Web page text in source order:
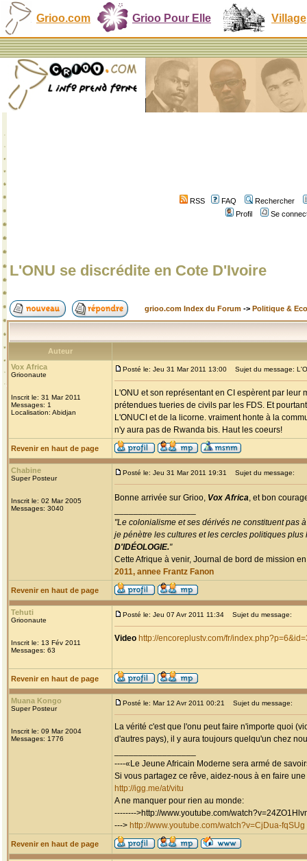
Grioo.com Grioo Pour Elle Village
RSS FAQ
Rechercher
Profil
Se
L'ONU se discrédite en Cote D'Ivoire
grioo.com Index du Forum -> Politique &
Auteur
Vox Africa
Grioonaute
Inscrit le: 31 Mar 2011
Messages: 1
Localisation: Abidjan
Posté le: Jeu 31 Mar 2011 13:00 Sujet du message:
L'ONU et son représentant en CI espèrent par
prétendues tueries de civils par les FDS. Et
L'ONUCI et de la licorne. vraiment honte à la
n'y aura pas de Rwanda bis. Haut les coeurs!
Revenir en haut de page
Chabine
Super Posteur
Inscrit le: 02 Mar 2005
Messages: 3040
Posté le: Jeu 31 Mar 2011 19:31 Sujet du message:
Bonne arrivée sur Grioo, Vox Africa, et bon
"Le colonialisme et ses dérivés ne constituent pas
je pénètre les cultures et les cercles politiques
D'IDÉOLOGIE."
Cette Afrique à venir, Journal de bord de mission
2011, annee Frantz Fanon
Revenir en haut de page
Tehuti
Grioonaute
Inscrit le: 13 Fév 2011
Messages: 63
Posté le: Jeu 07 Avr 2011 11:34 Sujet du message:
Video http://encoreplustv.com/fr/
Revenir en haut de page
Muana Kongo
Super Posteur
Inscrit le: 09 Mar 2004
Messages: 1776
Posté le: Mar 12 Avr 2011 00:21 Sujet du message:
La vérité c'est que l'onu peut faire n'importe quoi
d'autres pays), il y aura toujours quelqu'un chez
----«Le Jeune Africain Moderne sera armé de
Si vous partagez ce rêve, aidez-nous à en faire
http://igg.me/at/vitu
A ne manquer pour rien au monde:
-------->http://www.youtube.com/
---> http://www.youtube.com/watch?v=CjDua-fqSUg
Revenir en haut de page